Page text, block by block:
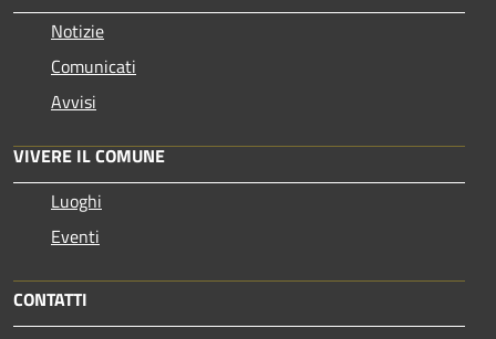
Notizie
Comunicati
Avvisi
VIVERE IL COMUNE
Luoghi
Eventi
CONTATTI